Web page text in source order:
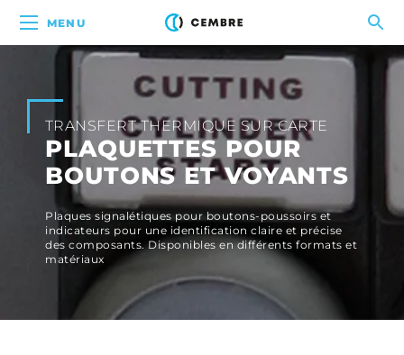
MENU
TRANSFERT THERMIQUE SUR CARTE
PLAQUETTES POUR
BOUTONS ET VOYANTS
Plaques signalétiques pour boutons-poussoirs et
indicateurs pour une identification claire et précise
des composants. Disponibles en différents formats et
matériaux